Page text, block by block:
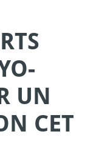
UN
CET